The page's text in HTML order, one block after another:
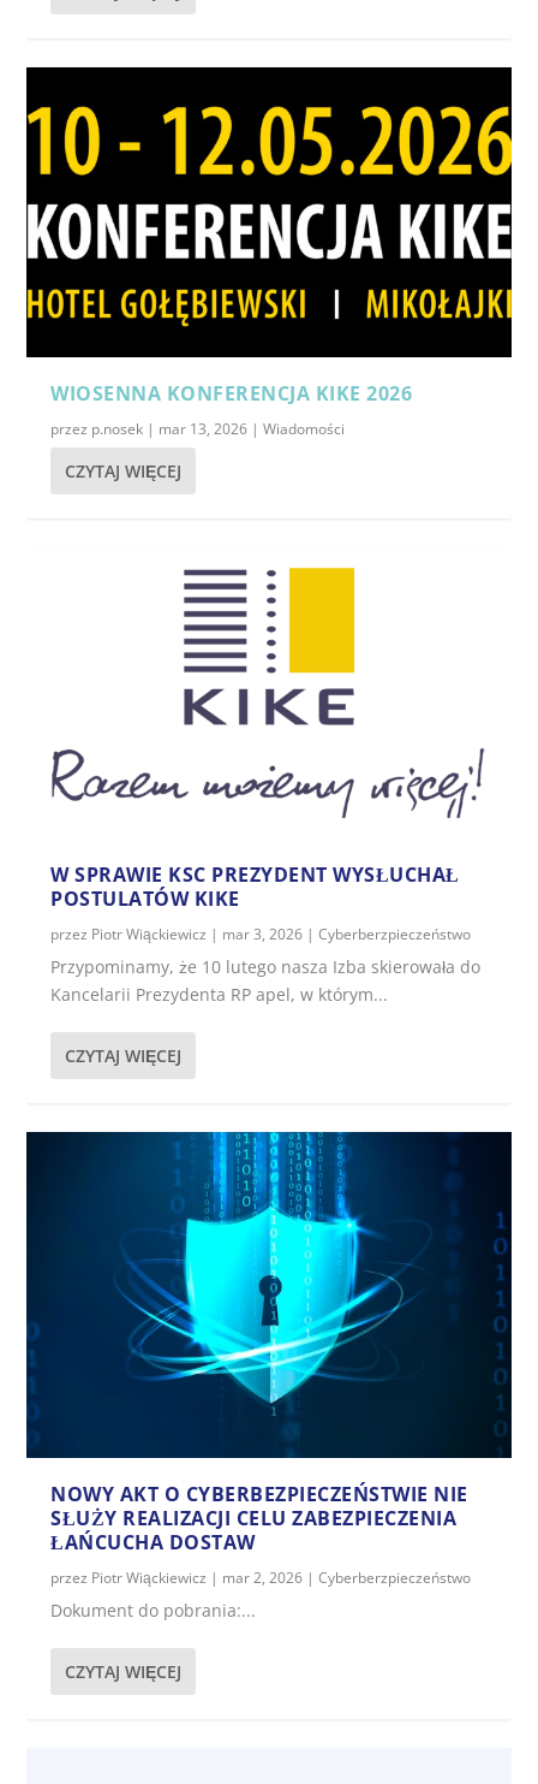
WIOSENNA KONFERENCJA KIKE 2026
przez p.nosek | mar 13, 2026 |Wiadomości
CZYTAJ WIĘCEJ
W SPRAWIE KSC PREZYDENT WYSŁUCHAŁ
POSTULATÓW KIKE
przez Piotr Wiąckiewicz | mar 3, 2026 |Cyberberzpieczeństwo
Przypominamy, że 10 lutego nasza Izba skierowała do
Kancelarii Prezydenta RP apel, w którym...
CZYTAJ WIĘCEJ
NOWY AKT O CYBERBEZPIECZEŃSTWIE NIE
SŁUŻY REALIZACJI CELU ZABEZPIECZENIA
ŁAŃCUCHA DOSTAW
przez Piotr Wiąckiewicz | mar 2, 2026 |Cyberberzpieczeństwo
Dokument do pobrania:...
CZYTAJ WIĘCEJ